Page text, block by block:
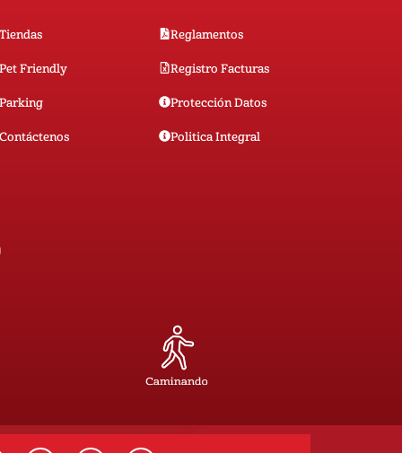
Tiendas
Pet Friendly
Parking
Contáctenos
Reglamentos
Registro Facturas
Protección Datos
Politica Integral